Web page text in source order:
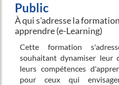
Public
À qui s'adresse la
apprendre (e-Learning)
Cette formation
souhaitant dynamiser leur
leurs compétences
pour ceux qui